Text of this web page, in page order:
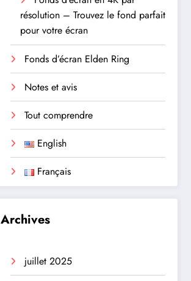
résolution – Trouvez le fond parfait
pour votre écran
Fonds d’écran Elden Ring
Notes et avis
Tout comprendre
English
Français
Archives
juillet 2025